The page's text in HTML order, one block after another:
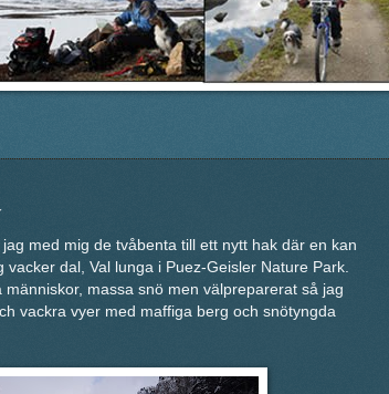
med mig de tvåbenta till ett nytt hak där en kan
dal, Val lunga i Puez-Geisler Nature Park.
människor, massa snö men välpreparerat så jag
vackra vyer med maffiga berg och snötyngda